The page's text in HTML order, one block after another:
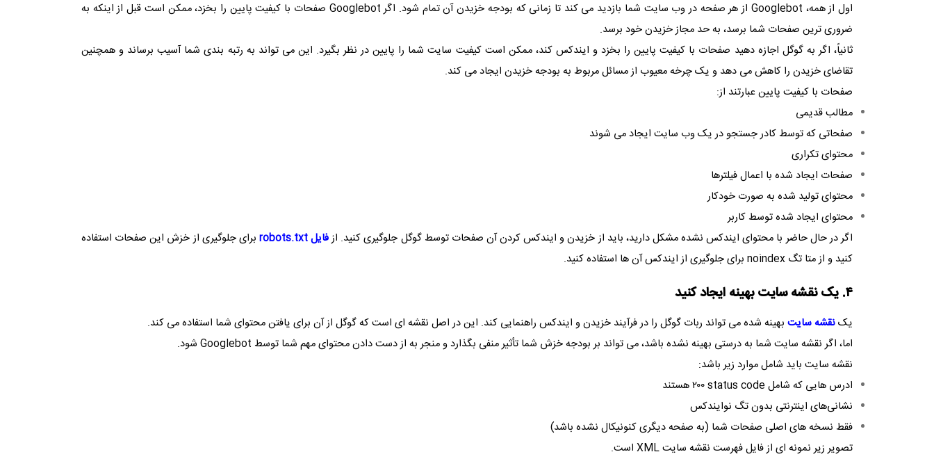
اول از همه، Googlebot از هر صفحه در وب سایت شما بازدید می کند تا زمانی که بودجه خزیدن آن تمام شود. اگرGooglebot صفحات با کیفیت پایین را بخزد، ممکن است قبل از اینکه به
ضروری ترین صفحات شما برسد، به حد مجاز خزیدن خود برسد.
ثانیاً، اگر به گوگل اجازه دهید صفحات با کیفیت پایین را بخزد و ایندکس کند، ممکن است کیفیت سایت شما را پایین در نظر بگیرد. این می تواند به رتبه بندی شما آسیب برساند و همچنین
تقاضای خزیدن را کاهش می دهد و یک چرخه معیوب از مسائل مربوط به بودجه خزیدن ایجاد می کند.
صفحات با کیفیت پایین عبارتند از:
مطالب قدیمی
صفحاتی که توسط کادر جستجو در یک وب سایت ایجاد می شوند
محتوای تکراری
صفحات ایجاد شده با اعمال فیلترها
محتوای تولید شده به صورت خودکار
محتوای ایجاد شده توسط کاربر
اگر در حال حاضر با محتوای ایندکس نشده مشکل دارید، باید از خزیدن و ایندکس کردن آن صفحات توسط گوگل جلوگیری کنید. ازفایلrobots.txt برای جلوگیری از خزش این صفحات استفاده
کنید و از متا تگ noindex برای جلوگیری از ایندکس آن ها استفاده کنید.
۴. یک نقشه سایت بهینه ایجاد کنید
یکنقشه سایت بهینه شده می تواند ربات گوگل را در فرآیند خزیدن و ایندکس راهنمایی کند. این در اصل نقشه ای است که گوگل از آن برای یافتن محتوای شما استفاده می کند.
اما، اگر نقشه سایت شما به درستی بهینه نشده باشد، می تواند بر بودجه خزش شما تأثیر منفی بگذارد و منجر به از دست دادن محتوای مهم شما توسط Googlebot شود.
نقشه سایت باید شامل موارد زیر باشد:
ادرس هایی که شامل status code
نشانی‌های اینترنتی بدون تگ نوایندکس
فقط نسخه های اصلی صفحات شما (به صفحه دیگری کنونیکال نشده باشد)
تصویر زیر نمونه ای از فایل فهرست نقشه سایتXML است.